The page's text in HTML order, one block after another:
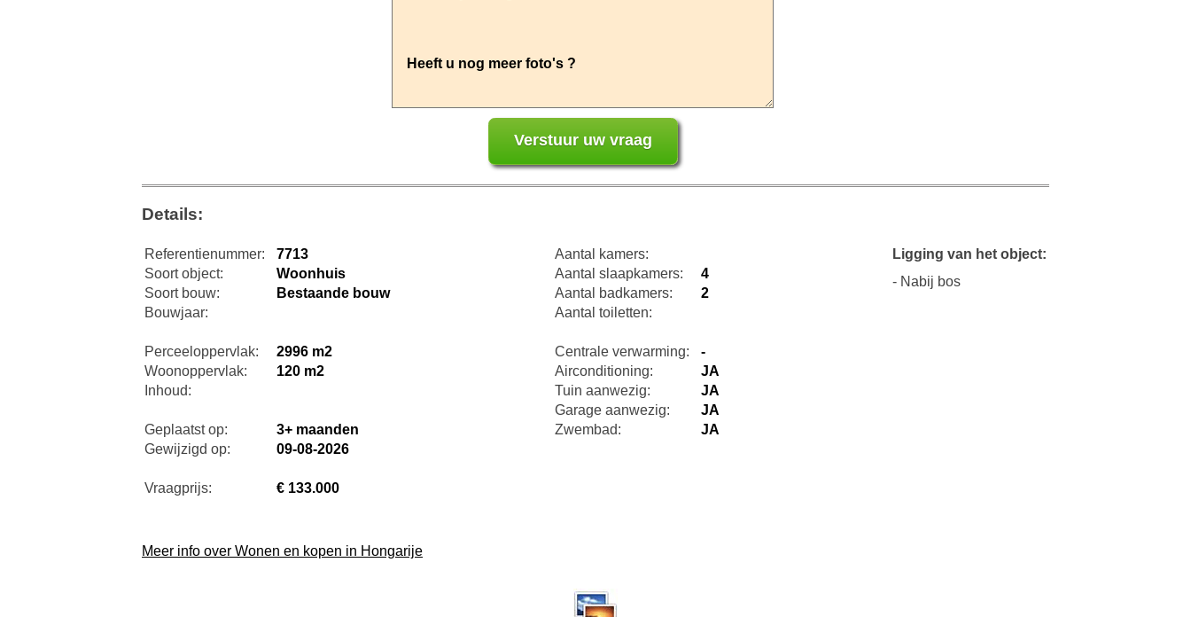
Details:
Referentienummer:
7713
Soort object:
Woonhuis
Soort bouw:
Bestaande bouw
Bouwjaar:
Perceeloppervlak:
2996 m2
Woonoppervlak:
120 m2
Inhoud:
Geplaatst op:
3+ maanden
Gewijzigd op:
09-08-2026
Vraagprijs: € 133.000
Aantal kamers:
Aantal slaapkamers:
4
Aantal badkamers:
2
Aantal toiletten:
Centrale verwarming:
-
Airconditioning:
JA
Tuin aanwezig:
JA
Garage aanwezig:
JA
Zwembad:
JA
Ligging van het object:
- Nabij bos
Meer info over Wonen en kopen in Hongarije